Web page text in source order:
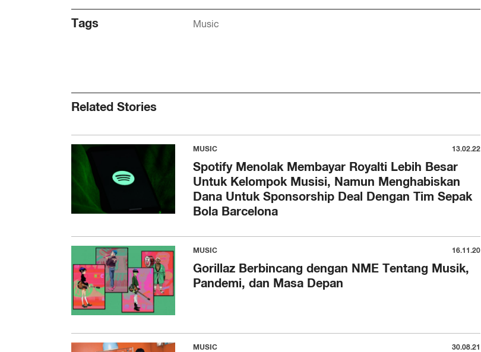
Tags Music
Related Stories
MUSIC 13.02.22
Spotify Menolak Membayar Royalti Lebih Besar
Untuk Kelompok Musisi, Namun Menghabiskan
Dana Untuk Sponsorship Deal Dengan Tim Sepak
Bola Barcelona
MUSIC 16.11.20
Gorillaz Berbincang dengan NME Tentang Musik,
Pandemi, dan Masa Depan
MUSIC 30.08.21